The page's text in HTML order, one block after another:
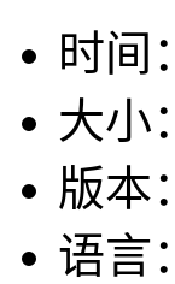
时间：
大小：
版本：
语言：